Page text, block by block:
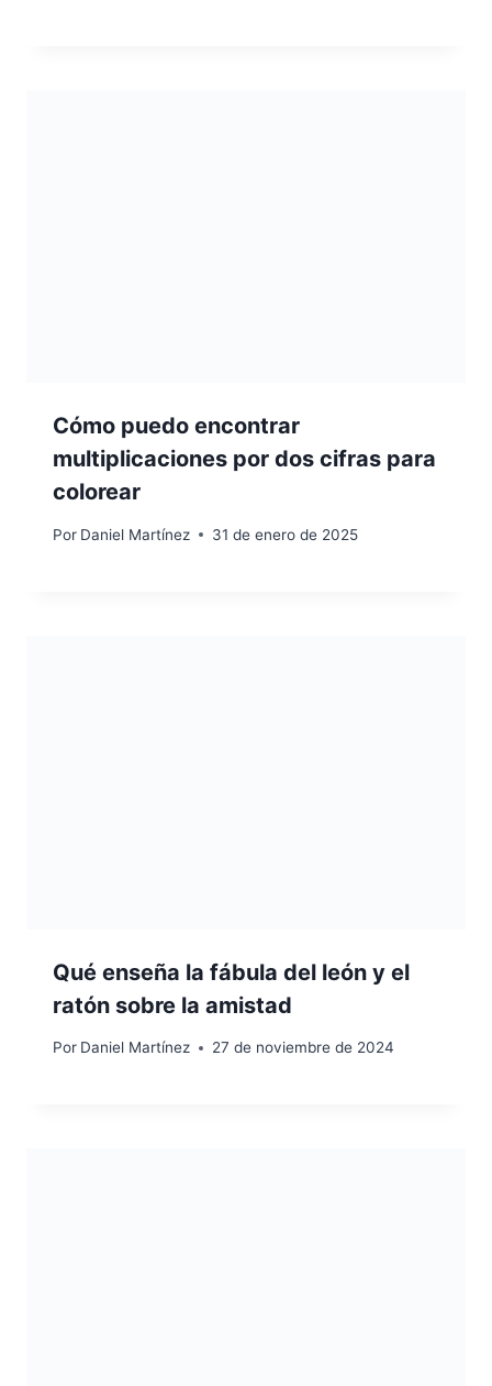
Cómo puedo encontrar
multiplicaciones por dos cifras para
colorear
Por Daniel Martínez 31 de enero de 2025
Qué enseña la fábula del león y el
ratón sobre la amistad
Por Daniel Martínez 27 de noviembre de 2024